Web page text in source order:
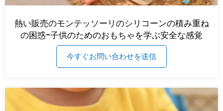
熱い販売のモンテッソーリのシリコーンの積み重ね
の困惑-子供のためのおもちゃを学ぶ安全な感覚
今すぐお問い合わせを送信